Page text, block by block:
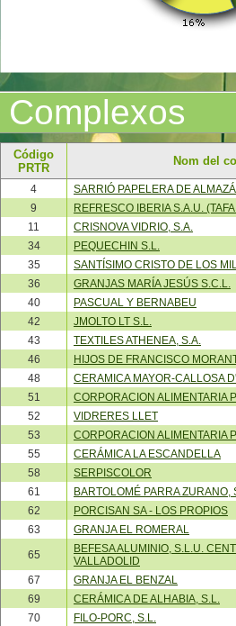
Complexos
Código
PRTR
Nom del
4
SARRIÓ PAPELERA DE
9
REFRESCO IBERIA S.A.U.
11
CRISNOVA VIDRIO, S.A.
34
PEQUECHIN S.L.
35
SANTÍSIMO CRISTO DE LOS
36
GRANJAS MARÍA JESÚS S.C.L.
40
PASCUAL Y BERNABEU
42
JMOLTO LT S.L.
43
TEXTILES ATHENEA, S.A.
46
HIJOS DE FRANCISCO
48
CERAMICA MAYOR-CALLOSA
51
CORPORACION ALIMENTARIA
52
VIDRERES LLET
53
CORPORACION ALIMENTARIA
55
CERÁMICA LA ESCANDELLA
58
SERPISCOLOR
61
BARTOLOMÉ PARRA ZURANO,
62
PORCISAN SA - LOS PROPIOS
63
GRANJA EL ROMERAL
65
BEFESA ALUMINIO, S.L.U.
VALLADOLID
67
GRANJA EL BENZAL
69
CERÁMICA DE ALHABIA, S.L.
70
FILO-PORC, S.L.